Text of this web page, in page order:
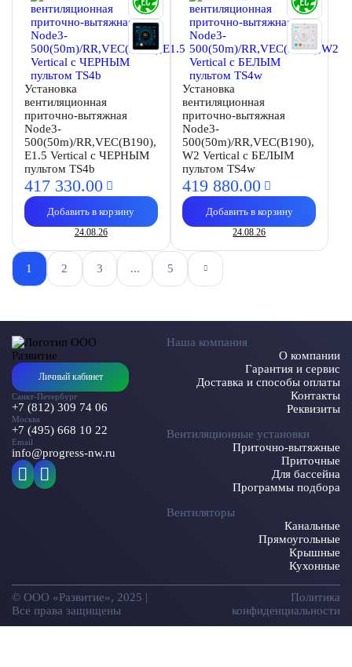
Установка
вентиляционная
приточно-вытяжная
Node3-
500(50m)/RR,VEC(B190),
E1.5 Vertical с ЧЕРНЫМ
пультом TS4b
417 330.00
Добавить в корзину
24.08.26
Установка
вентиляционная
приточно-вытяжная
Node3-
500(50m)/RR,VEC(B190),
W2 Vertical с БЕЛЫМ
пультом TS4w
419 880.00
Добавить в корзину
24.08.26
1 2 3 ... 5
Личный кабинет
Санкт-Петербург
+7 (812) 309 74 06
Москва
+7 (495) 668 10 22
Email
info@progress-nw.ru
Наша компания
О компании
Гарантия и сервис
Доставка и способы оплаты
Контакты
Реквизиты
Вентиляционные установки
Приточно-вытяжные
Приточные
Для бассейна
Программы подбора
Вентиляторы
Канальные
Прямоугольные
Крышные
Кухонные
© ООО «Развитие», 2025 |
Все права защищены
Политика
конфиденциальности